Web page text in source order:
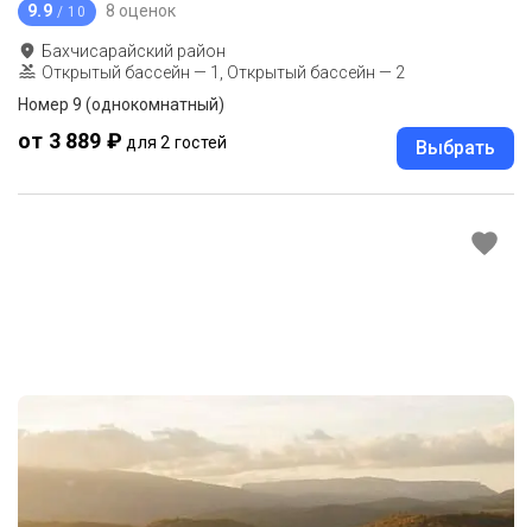
9.9 / 10 8 оценок
Бахчисарайский район
Открытый бассейн — 1, Открытый бассейн — 2
Номер 9 (однокомнатный)
от 3 889 ₽ для 2 гостей Выбрать